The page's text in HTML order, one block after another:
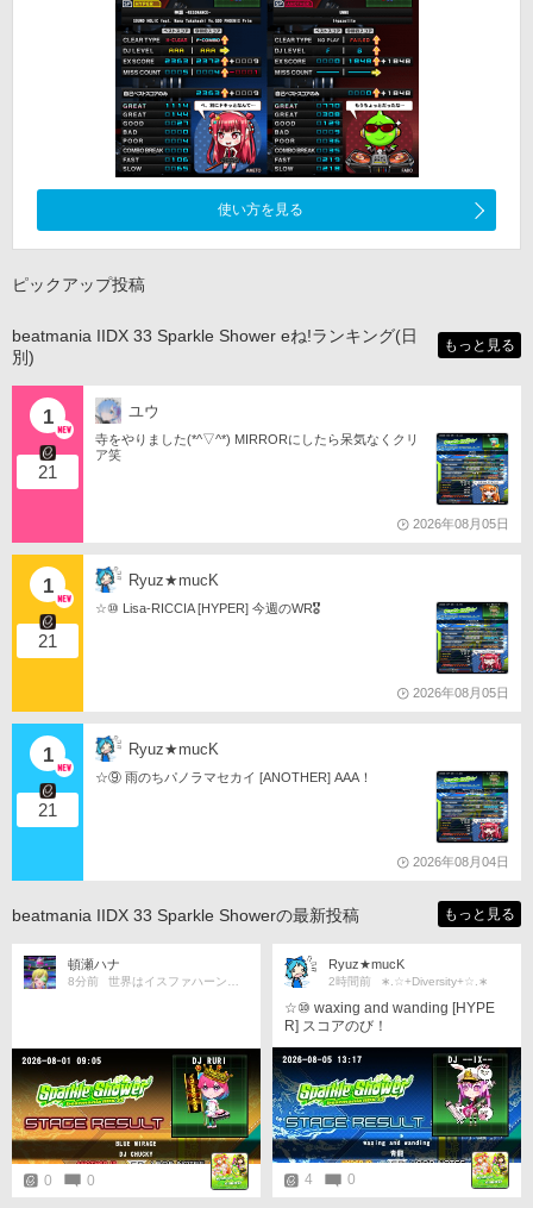
使い方を見る
ピックアップ投稿
beatmania IIDX 33 Sparkle Shower eね!ランキング(日
別)
もっと見る
1
21
ユウ
寺をやりました(*^▽^*) MIRRORにしたら呆気なくクリ
ア笑
2026年08月05日
1
21
Ryuz★mucK
☆⑩ Lisa-RICCIA [HYPER] 今週のWR🎖️
2026年08月05日
1
21
Ryuz★mucK
☆⑨ 雨のちパノラマセカイ [ANOTHER] AAA！
2026年08月04日
beatmania IIDX 33 Sparkle Showerの最新投稿 もっと見る
頓瀬ハナ
8分前 世界はイスファハーンの倍
0 0
Ryuz★mucK
2時間前 ∗.☆+Diversity+☆.∗
☆⑩ waxing and wanding [HYPE
R] スコアのび！
4 0